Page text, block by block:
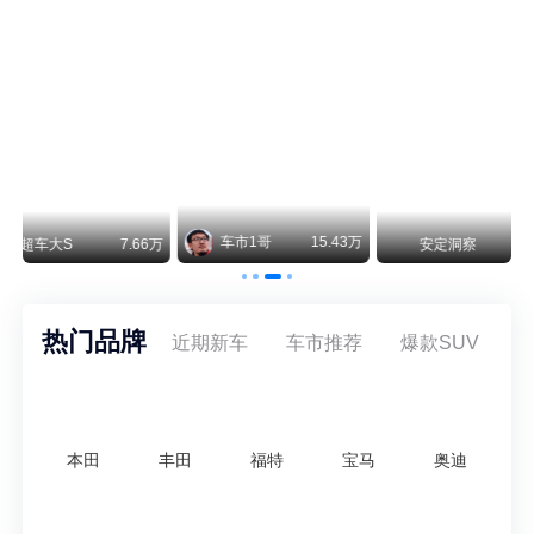
安定洞察 8.07万 智电出行 8.54万 智电出行
热门品牌 近期新车 车市推荐 爆款SUV
本田 丰田 福特 宝马 奥迪